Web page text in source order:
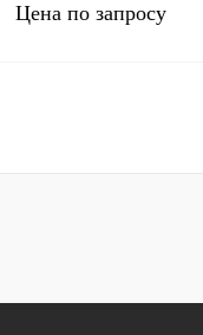
Цена по запросу
Купить в 1 клик